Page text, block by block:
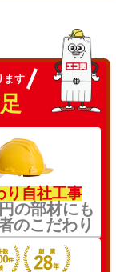
ます
り自社工事
の部材にも
のこだわり